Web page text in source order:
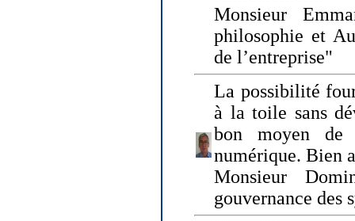
Monsieur
philosophie et
de l’entreprise"
La possibilité
à la toile sans
bon moyen de
numérique. Bien
Monsieur
gouvernance des